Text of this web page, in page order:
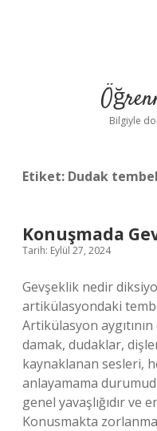
Bilgiyle
Etiket: Dudak
Konuşmada
Tarih: Eylül 27, 2024
Gevşeklik nedir
artikülasyondaki
Artikülasyon
damak, dudaklar,
kaynaklanan sesleri,
anlayamama
genel yavaşlığıdır ve
Konusmakta